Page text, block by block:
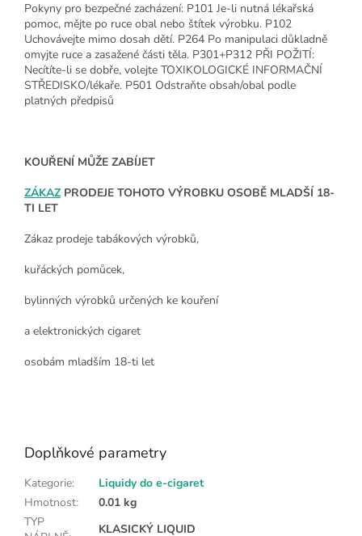
Pokyny pro bezpečné zacházení: P101 Je-li nutná lékařská
pomoc, mějte po ruce obal nebo štítek výrobku. P102
Uchovávejte mimo dosah dětí. P264 Po manipulaci důkladně
omyjte ruce a zasažené části těla. P301+P312 PŘI POŽITÍ:
Necítíte-li se dobře, volejte TOXIKOLOGICKÉ INFORMAČNÍ
STŘEDISKO/lékaře. P501 Odstraňte obsah/obal podle
platných předpisů
KOUŘENÍ MŮŽE ZABÍJET
ZÁKAZPRODEJE TOHOTO VÝROBKU OSOBĚ MLADŠÍ 18-
TI LET
Zákaz prodeje tabákových výrobků,
kuřáckých pomůcek,
bylinných výrobků určených ke kouření
a elektronických cigaret
osobám mladším 18-ti let
Doplňkové parametry
Kategorie:
Liquidy do e-cigaret
Hmotnost:
0.01 kg
TYP
KLASICKÝ LIQUID